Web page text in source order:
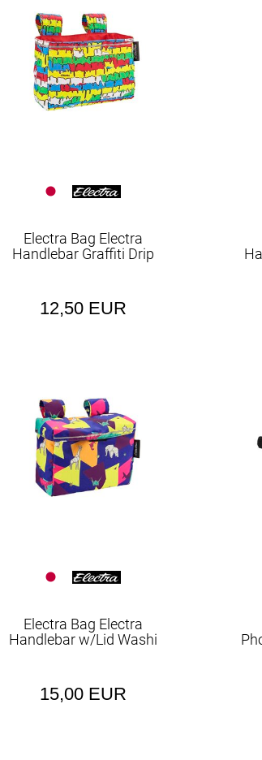
Kopfbedeckungen
Körbe
Kurbel & -garnituren
Naben
Pedale
Sättel
Schaltwerke
Schläuche
Schlosszubehör
Ständer
Steuersätze
Tandems
Electra Bag Electra
Handlebar Graffiti Drip
12,50 EUR
Electra Bag Electra
Handlebar w/Lid Washi
15,00 EUR